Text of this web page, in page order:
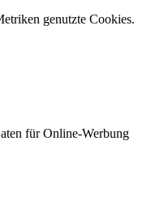
genutzte Cookies.
für Online-Werbung